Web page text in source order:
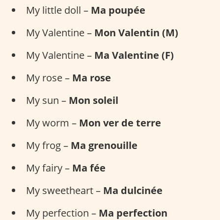
My little doll – Ma poupée
My Valentine – Mon Valentin (M)
My Valentine – Ma Valentine (F)
My rose – Ma rose
My sun – Mon soleil
My worm – Mon ver de terre
My frog – Ma grenouille
My fairy – Ma fée
My sweetheart – Ma dulcinée
My perfection – Ma perfection